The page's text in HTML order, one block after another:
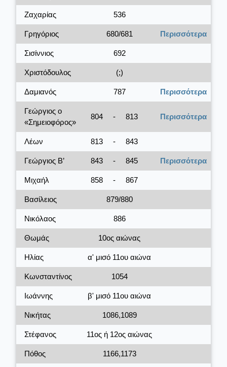
Ζαχαρίας 536
Γρηγόριος 680/681 Περισσότερα
Σισίννιος 692
Χριστόδουλος (;)
Δαμιανός 787 Περισσότερα
Γεώργιος ο
«Σημειοφόρος»
804 - 813 Περισσότερα
Λέων 813 - 843
Γεώργιος Β’ 843 - 845 Περισσότερα
Μιχαήλ 858 - 867
Βασίλειος 879/880
Νικόλαος 886
Θωμάς 10ος αιώνας
Ηλίας α' μισό 11ου αιώνα
Κωνσταντίνος 1054
Ιωάννης β' μισό 11ου αιώνα
Νικήτας 1086,1089
Στέφανος 11ος ή 12ος αιώνας
Πόθος 1166,1173